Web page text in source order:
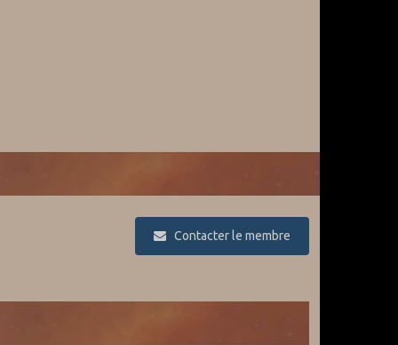
Contacter le membre